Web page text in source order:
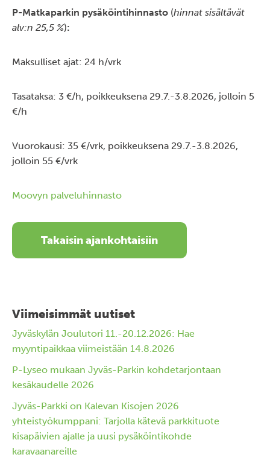
P-Matkaparkin pysäköintihinnasto (hinnat sisältävät
alv:n 25,5 %):
Maksulliset ajat: 24 h/vrk
Tasataksa: 3 €/h, poikkeuksena 29.7.-3.8.2026, jolloin 5
€/h
Vuorokausi: 35 €/vrk, poikkeuksena 29.7.-3.8.2026,
jolloin 55 €/vrk
Moovyn palveluhinnasto
Takaisin ajankohtaisiin
Viimeisimmät uutiset
Jyväskylän Joulutori 11.-20.12.2026: Hae
myyntipaikkaa viimeistään 14.8.2026
P-Lyseo mukaan Jyväs-Parkin kohdetarjontaan
kesäkaudelle 2026
Jyväs-Parkki on Kalevan Kisojen 2026
yhteistyökumppani: Tarjolla kätevä parkkituote
kisapäivien ajalle ja uusi pysäköintikohde
karavaanareille